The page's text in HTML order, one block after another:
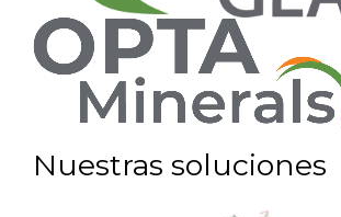
Nuestras soluciones